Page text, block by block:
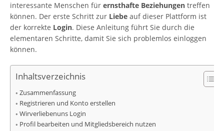
interessante Menschen für ernsthafte Beziehungen treffen
können. Der erste Schritt zur Liebe auf dieser Plattform ist
der korrekte Login. Diese Anleitung führt Sie durch die
elementaren Schritte, damit Sie sich problemlos einloggen
können.
Inhaltsverzeichnis
Zusammenfassung
Registrieren und Konto erstellen
Wirverliebenuns Login
Profil bearbeiten und Mitgliedsbereich nutzen